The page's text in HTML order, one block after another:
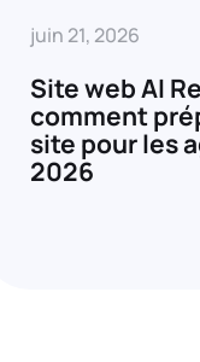
juin 21, 2026
Site web AI
comment
site pour les
2026